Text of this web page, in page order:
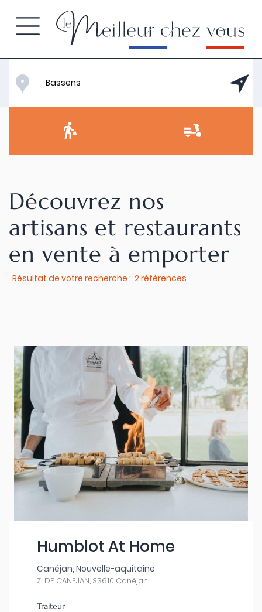
Découvrez nos
artisans et restaurants
en vente à emporter
Résultat de votre recherche : 2 références
Humblot At Home
Canéjan, Nouvelle-aquitaine
ZI DE CANEJAN, 33610 Canéjan
Traiteur